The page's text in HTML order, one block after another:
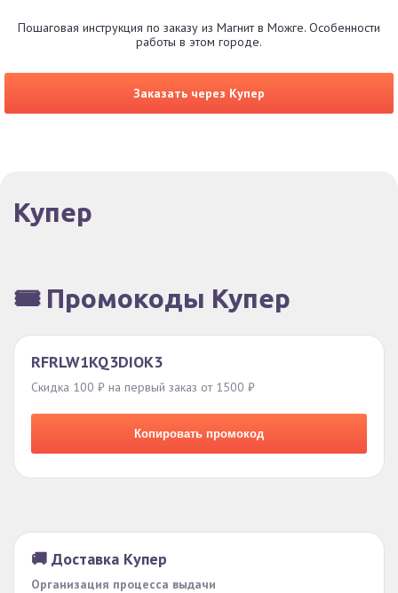
Пошаговая инструкция по заказу из Магнит в Можге. Особенности
работы в этом городе.
Заказать через Купер
Купер
🎟️ Промокоды Купер
RFRLW1KQ3DIOK3
Скидка 100 ₽ на первый заказ от 1500 ₽
Копировать промокод
🚚 Доставка Купер
Организация процесса выдачи